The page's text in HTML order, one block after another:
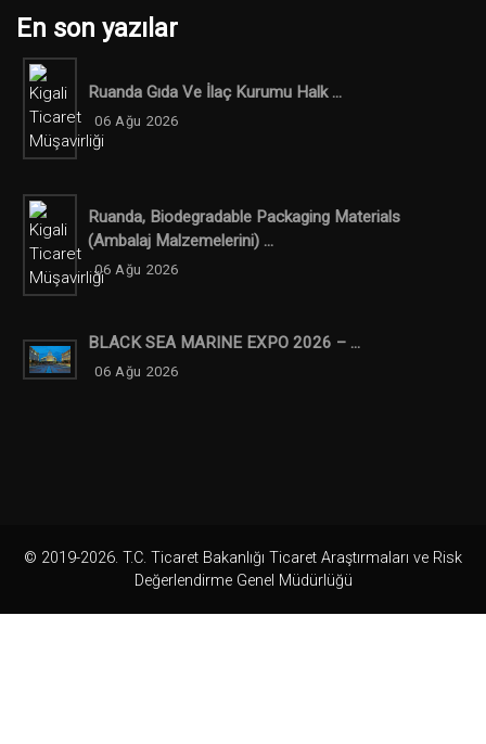
En son yazılar
Ruanda Gıda Ve İlaç Kurumu Halk ...
06 Ağu 2026
Ruanda, Biodegradable Packaging Materials
(ambalaj Malzemelerini) ...
06 Ağu 2026
BLACK SEA MARINE EXPO 2026 – ...
06 Ağu 2026
© 2019-2026. T.C. Ticaret Bakanlığı Ticaret Araştırmaları ve Risk
Değerlendirme Genel Müdürlüğü